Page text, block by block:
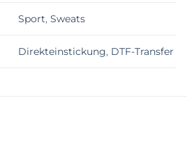
Sport,Sweats
Direkteinstickung, DTF-Transfer